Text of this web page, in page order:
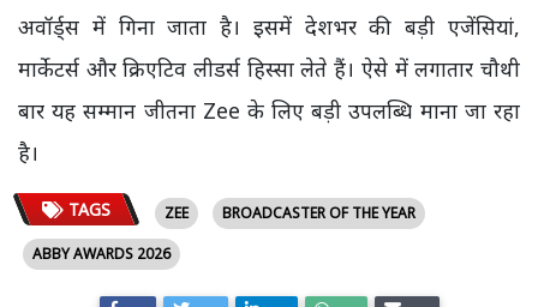
अवॉर्ड्स में गिना जाता है। इसमें देशभर की बड़ी एजेंसियां,
मार्केटर्स और क्रिएटिव लीडर्स हिस्सा लेते हैं। ऐसे में लगातार चौथी
बार यह सम्मान जीतना Zee के लिए बड़ी उपलब्धि माना जा रहा
है।
TAGS ZEE
BROADCASTER OF THE YEAR
ABBY AWARDS 2026